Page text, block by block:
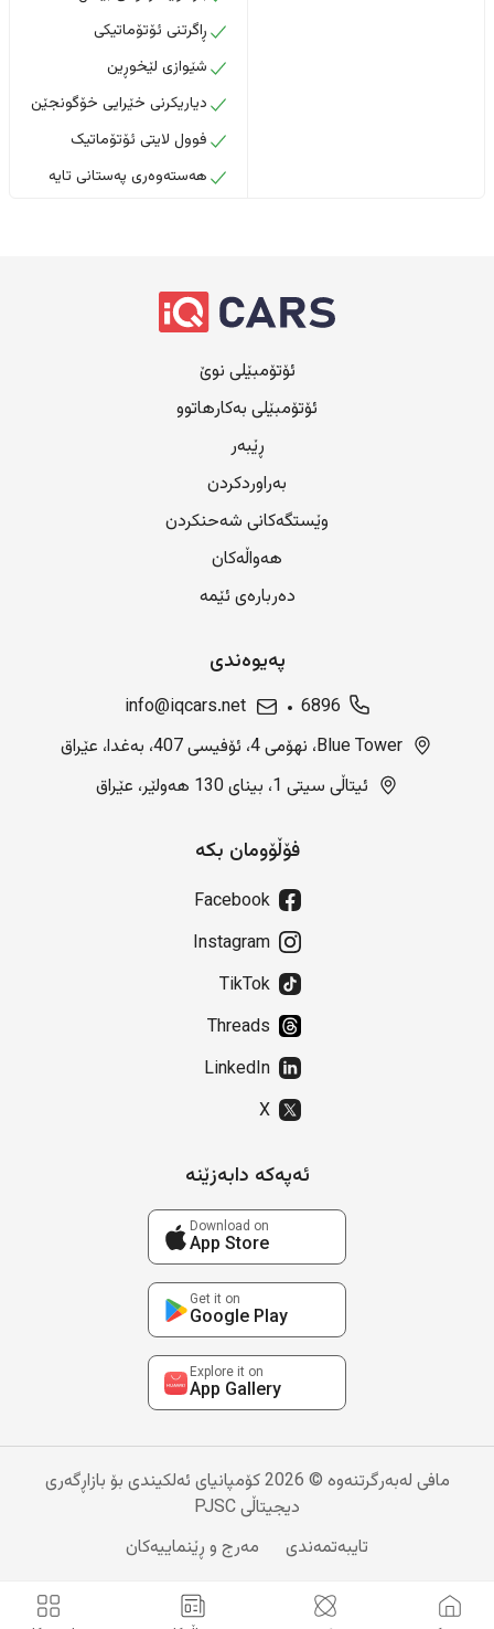
ڕاگرتنی ئۆتۆماتیکی
شێوازی لێخوڕین
دیاریکرنی خێرایی خۆگونجێن
فوول لایتی ئۆتۆماتیک
هەستەوەری پەستانی تایە
ئۆتۆمبێلی نوێ
ئۆتۆمبێلی بەکارهاتوو
ڕێبەر
بەراوردکردن
وێستگەکانی شەحنکردن
هەواڵەکان
دەربارەی ئێمە
پەیوەندی
6896
info@iqcars.net
Blue Tower، نهۆمی 4، ئۆفیسی 407، بەغدا، عێراق
ئیتاڵی سیتی 1، بینای 130 هەولێر، عێراق
فۆڵۆومان بکە
Facebook
Instagram
TikTok
Threads
LinkedIn
X
ئەپەکە دابەزێنە
Download on
App Store
Get it on
Google Play
Explore it on
App Gallery
مافی لەبەرگرتنەوە © 2026 کۆمپانیای ئەلکیندی بۆ بازاڕگەری
دیجیتاڵی PJSC
تایبەتمەندی
مەرج و ڕێنماییەکان